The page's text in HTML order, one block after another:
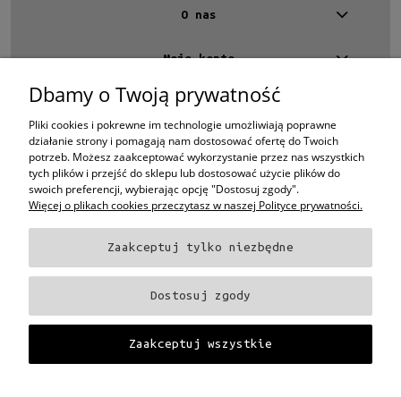
O nas
Moje konto
Kontakt
4 EYES OPTYKA -
optyk Warszawa
ul.Chmielna 4
00-020 Warszawa
woj. mazowieckie
+48 696 015 670
sklep@4eyes.pl
Oprawki i okulary Ray-BanOprawki i okulary PersolOprawki i okulary Polo
Oprawki i okulary Tom Ford Oprawki i okulary Miu Miu
Oprawki i okulary Prada
Oprawki i okulary Ray-Ban Aviator
Oprawki i okulary DiorOprawki i okulary Oliver PeoplesOprawki i okulary
Oprawki i okulary FendiOprawki i okulary Celine
Oprawki i okulary Dolce & Gabbana Okulary Tag Heuer
Dbamy o Twoją prywatność
Pliki cookies i pokrewne im technologie umożliwiają poprawne
działanie strony i pomagają nam dostosować ofertę do Twoich
potrzeb. Możesz zaakceptować wykorzystanie przez nas wszystkich
tych plików i przejść do sklepu lub dostosować użycie plików do
swoich preferencji, wybierając opcję "Dostosuj zgody".
Więcej o plikach cookies przeczytasz w naszej Polityce prywatności.
Zaakceptuj tylko niezbędne
Dostosuj zgody
Zaakceptuj wszystkie